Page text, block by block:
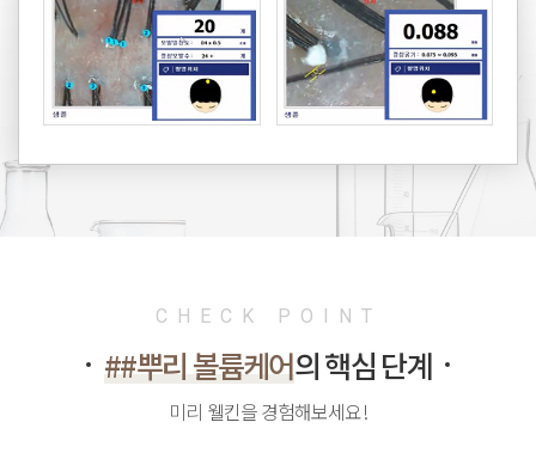
CHECK POINT
##뿌리 볼륨케어의 핵심 단계
미리 웰킨을 경험해보세요!